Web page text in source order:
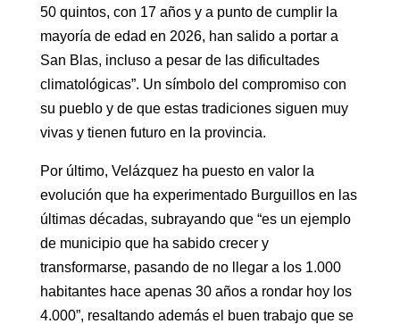
50 quintos, con 17 años y a punto de cumplir la
mayoría de edad en 2026, han salido a portar a
San Blas, incluso a pesar de las dificultades
climatológicas”. Un símbolo del compromiso con
su pueblo y de que estas tradiciones siguen muy
vivas y tienen futuro en la provincia.
Por último, Velázquez ha puesto en valor la
evolución que ha experimentado Burguillos en las
últimas décadas, subrayando que “es un ejemplo
de municipio que ha sabido crecer y
transformarse, pasando de no llegar a los 1.000
habitantes hace apenas 30 años a rondar hoy los
4.000”, resaltando además el buen trabajo que se